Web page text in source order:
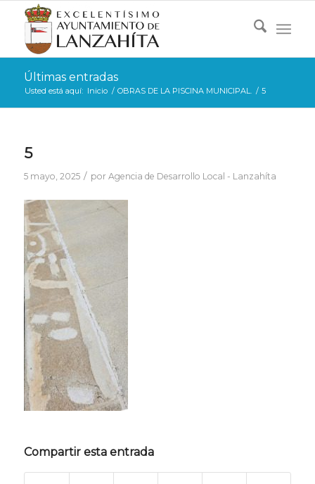
Últimas entradas
Usted está aquí: Inicio / OBRAS DE LA PISCINA MUNICIPAL. / 5
5
5 mayo, 2025 / por Agencia de Desarrollo Local - Lanzahíta
Compartir esta entrada